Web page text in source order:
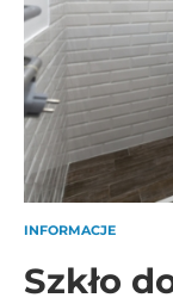
INFORMACJE
Szkło